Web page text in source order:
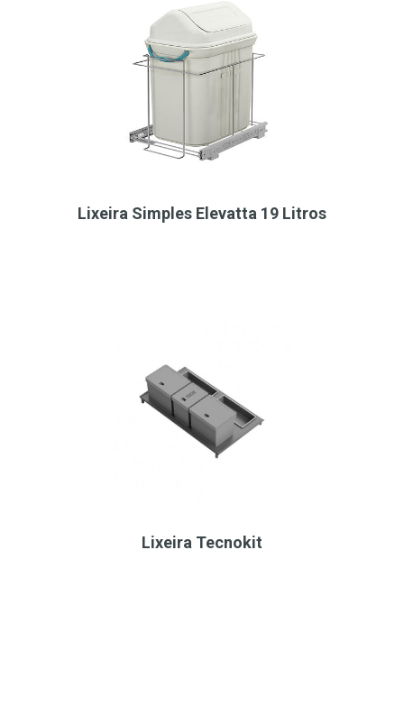
Lixeira Simples Elevatta 19 Litros
Lixeira Tecnokit